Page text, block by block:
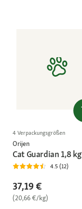
4 Verpackungsgrößen
Orijen
Cat Guardian 1,8 kg
4.5 (12)
37,19 €
(20,66 €/kg)